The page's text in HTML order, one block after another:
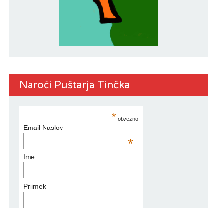
Naroči Puštarja Tinčka
* obvezno
Email Naslov
*
Ime
Priimek